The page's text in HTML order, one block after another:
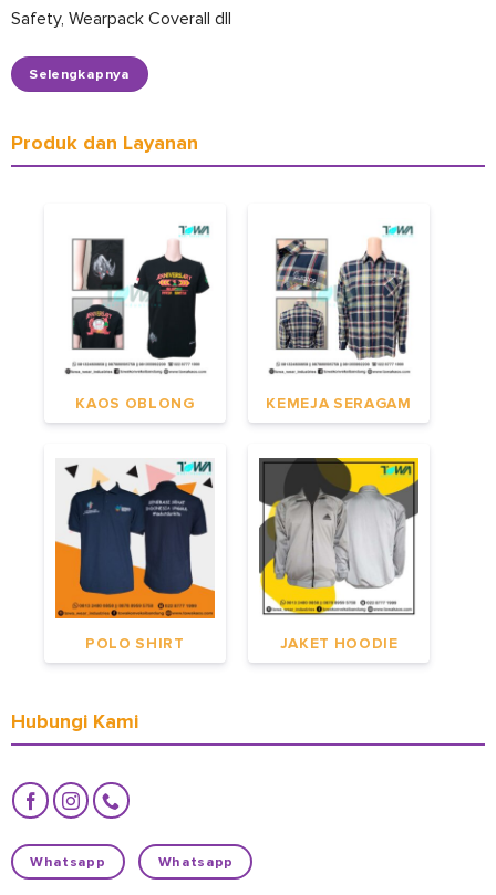
Safety, Wearpack Coverall dll
Selengkapnya
Produk dan Layanan
KAOS OBLONG KEMEJA SERAGAM
POLO SHIRT JAKET HOODIE
Hubungi Kami
Whatsapp Whatsapp